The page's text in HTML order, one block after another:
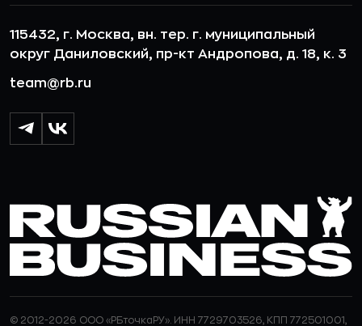
115432, г. Москва, вн. тер. г. муниципальный
округ Даниловский, пр-кт Андропова, д. 18, к. 3
team@rb.ru
© 2012-2026 ООО «РБточкаРУ». ИНН 7729703526, КПП 772501001,